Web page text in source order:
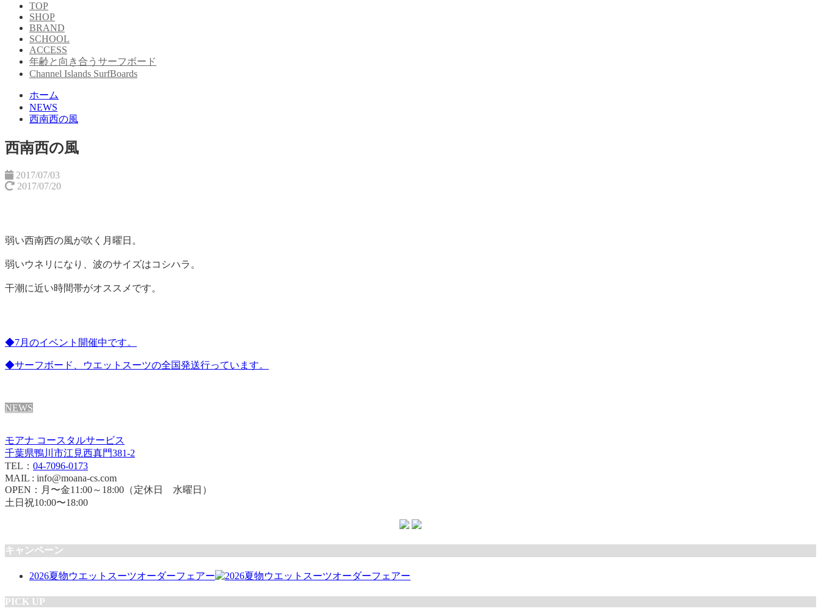
TOP
SHOP
BRAND
SCHOOL
ACCESS
年齢と向き合うサーフボード
Channel Islands SurfBoards
ホーム
NEWS
西南西の風
西南西の風
2017/07/03
2017/07/20
弱い西南西の風が吹く月曜日。
弱いウネリになり、波のサイズはコシハラ。
干潮に近い時間帯がオススメです。
◆7月のイベント開催中です。
◆サーフボード、ウエットスーツの全国発送行っています。
NEWS
モアナ コースタルサービス
千葉県鴨川市江見西真門381-2
TEL： 04-7096-0173
MAIL : info@moana-cs.com
OPEN：月〜金11:00～18:00（定休日 水曜日）
土日祝10:00〜18:00
キャンペーン
2026夏物ウエットスーツオーダーフェアー
PICK UP